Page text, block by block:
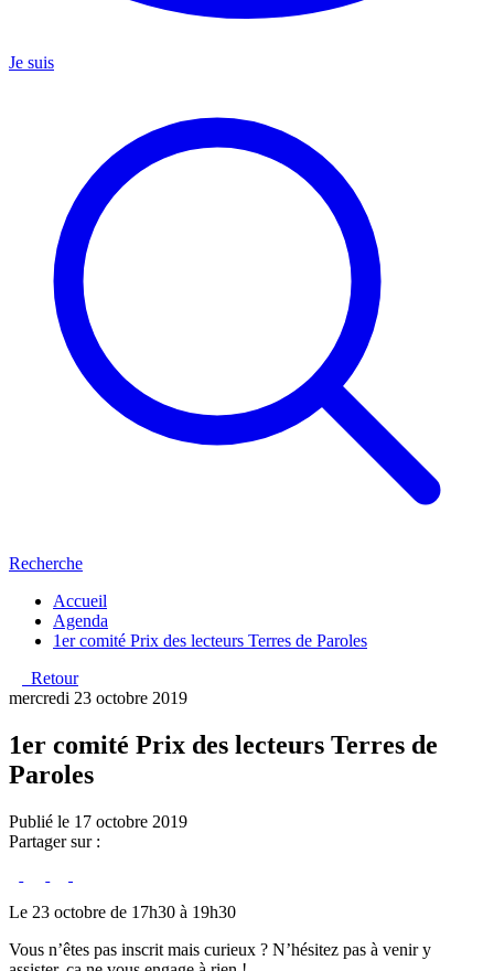
Je suis
Recherche
Accueil
Agenda
1er comité Prix des lecteurs Terres de Paroles
Retour
mercredi 23 octobre 2019
1er comité Prix des lecteurs Terres de
Paroles
Publié le 17 octobre 2019
Partager sur :
Le 23 octobre de 17h30 à 19h30
Vous n’êtes pas inscrit mais curieux ? N’hésitez pas à venir y